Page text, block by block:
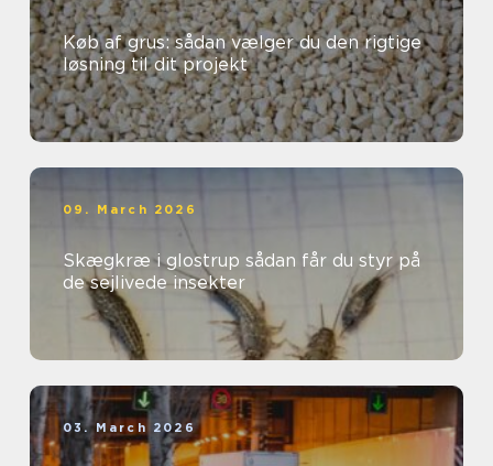
Køb af grus: sådan vælger du den rigtige
løsning til dit projekt
09. March 2026
Skægkræ i glostrup sådan får du styr på
de sejlivede insekter
03. March 2026